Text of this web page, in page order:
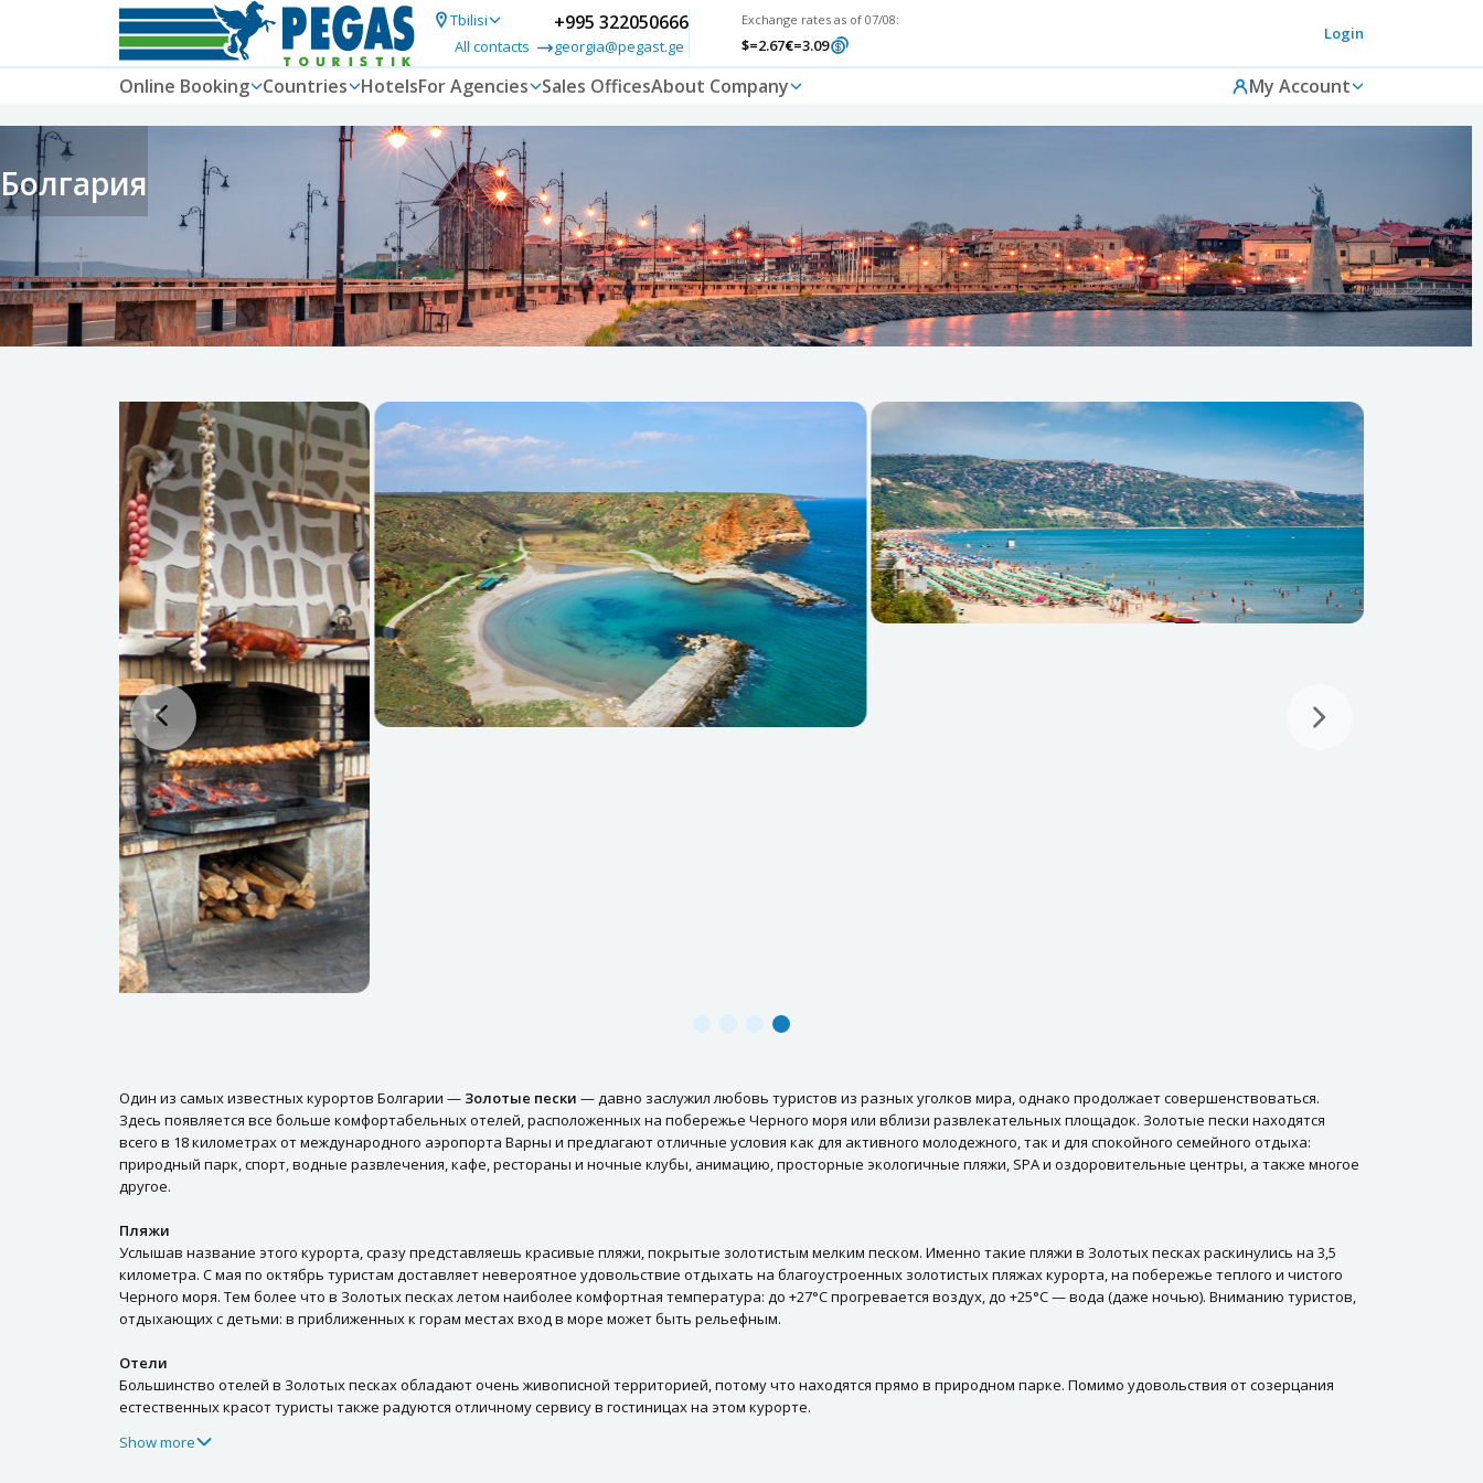
Tbilisi
All contacts
+995 322050666
georgia@pegast.ge
Exchange rates as of 07/08:
$=2.67€=3.09
Login
Online Booking Countries HotelsFor Agencies Sales OfficesAbout Company My Account
Болгария
Один из самых известных курортов Болгарии — Золотые пески — давно заслужил любовь туристов из разных уголков мира, однако продолжает совершенствоваться.
Здесь появляется все больше комфортабельных отелей, расположенных на побережье Черного моря или вблизи развлекательных площадок. Золотые пески находятся
всего в 18 километрах от международного аэропорта Варны и предлагают отличные условия как для активного молодежного, так и для спокойного семейного отдыха:
природный парк, спорт, водные развлечения, кафе, рестораны и ночные клубы, анимацию, просторные экологичные пляжи, SPA и оздоровительные центры, а также многое
другое.
Пляжи
Услышав название этого курорта, сразу представляешь красивые пляжи, покрытые золотистым мелким песком. Именно такие пляжи в Золотых песках раскинулись на 3,5
километра. С мая по октябрь туристам доставляет невероятное удовольствие отдыхать на благоустроенных золотистых пляжах курорта, на побережье теплого и чистого
Черного моря. Тем более что в Золотых песках летом наиболее комфортная температура: до +27°С прогревается воздух, до +25°С — вода (даже ночью). Вниманию туристов,
отдыхающих с детьми: в приближенных к горам местах вход в море может быть рельефным.
Отели
Большинство отелей в Золотых песках обладают очень живописной территорией, потому что находятся прямо в природном парке. Помимо удовольствия от созерцания
естественных красот туристы также радуются отличному сервису в гостиницах на этом курорте.
Show more